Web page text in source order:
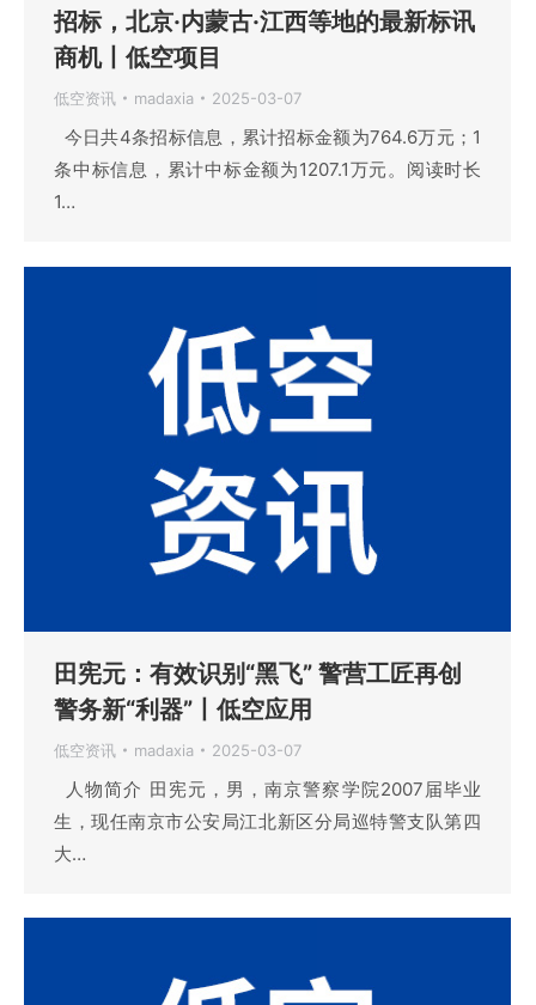
招标，北京·内蒙古·江西等地的最新标讯
商机丨低空项目
低空资讯 madaxia 2025-03-07
今日共4条招标信息，累计招标金额为764.6万元；1
条中标信息，累计中标金额为1207.1万元。阅读时长
1…
田宪元：有效识别“黑飞” 警营工匠再创
警务新“利器”丨低空应用
低空资讯 madaxia 2025-03-07
人物简介 田宪元，男，南京警察学院2007届毕业
生，现任南京市公安局江北新区分局巡特警支队第四
大…